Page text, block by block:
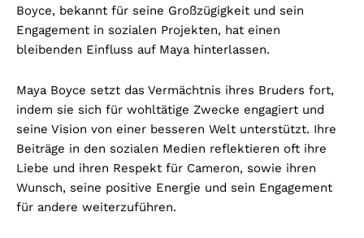
Boyce, bekannt für seine Großzügigkeit und sein
Engagement in sozialen Projekten, hat einen
bleibenden Einfluss auf Maya hinterlassen.
Maya Boyce setzt das Vermächtnis ihres Bruders fort,
indem sie sich für wohltätige Zwecke engagiert und
seine Vision von einer besseren Welt unterstützt. Ihre
Beiträge in den sozialen Medien reflektieren oft ihre
Liebe und ihren Respekt für Cameron, sowie ihren
Wunsch, seine positive Energie und sein Engagement
für andere weiterzuführen.